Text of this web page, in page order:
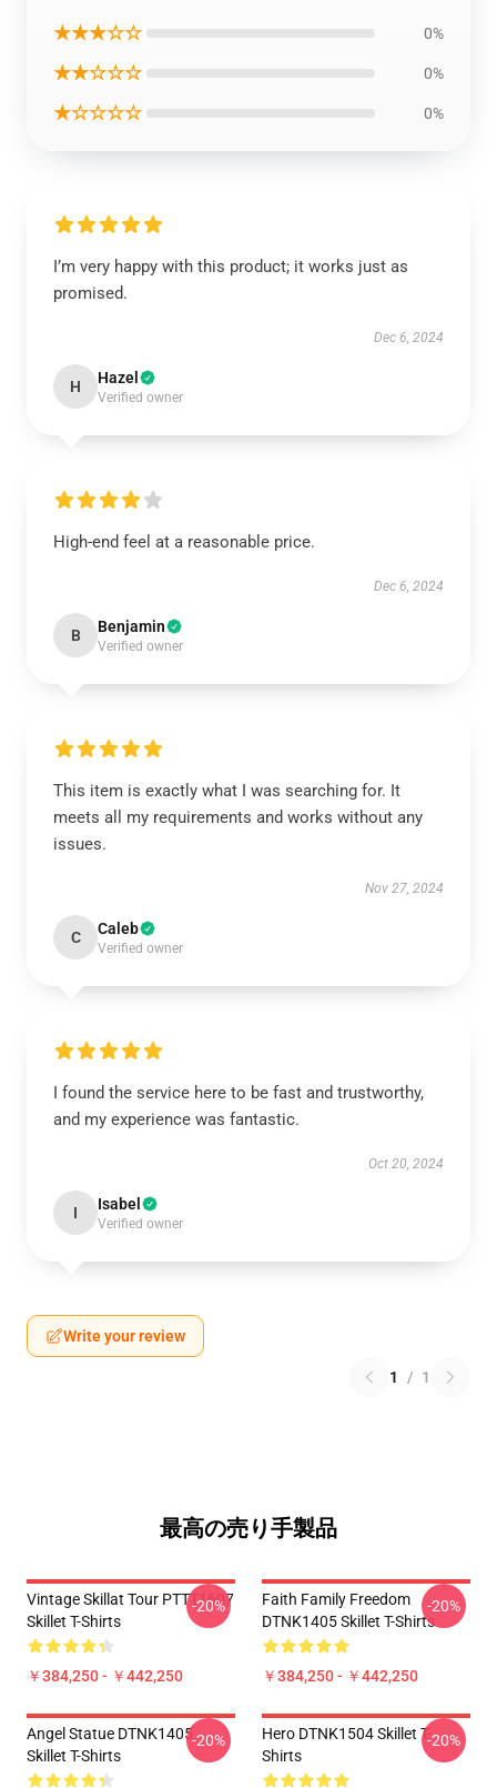
★★★☆☆ 0%
★★☆☆☆ 0%
★☆☆☆☆ 0%
I’m very happy with this product; it works just as
promised.
Dec 6, 2024
H Hazel
Verified owner
High-end feel at a reasonable price.
Dec 6, 2024
B Benjamin
Verified owner
This item is exactly what I was searching for. It
meets all my requirements and works without any
issues.
Nov 27, 2024
C Caleb
Verified owner
I found the service here to be fast and trustworthy,
and my experience was fantastic.
Oct 20, 2024
I Isabel
Verified owner
Write your review
1 / 1
最高の売り手製品
Vintage Skillat Tour PTTT1607
Skillet T-Shirts
￥384,250 - ￥442,250
-20%
Faith Family Freedom
DTNK1405 Skillet T-Shirts
￥384,250 - ￥442,250
-20%
Angel Statue DTNK1405
Skillet T-Shirts
-20%
Hero DTNK1504 Skillet T-
Shirts
-20%